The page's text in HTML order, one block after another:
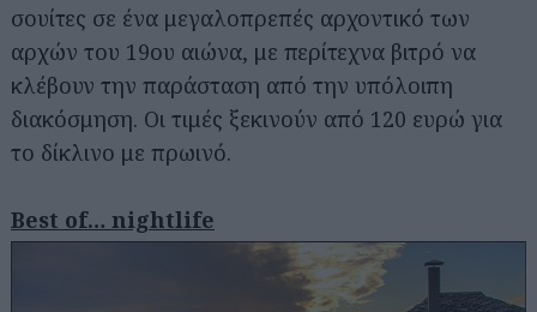
σουίτες σε ένα μεγαλοπρεπές αρχοντικό των
αρχών του 19ου αιώνα, με περίτεχνα βιτρό να
κλέβουν την παράσταση από την υπόλοιπη
διακόσμηση. Οι τιμές ξεκινούν από 120 ευρώ για
το δίκλινο με πρωινό.
Best of… nightlife